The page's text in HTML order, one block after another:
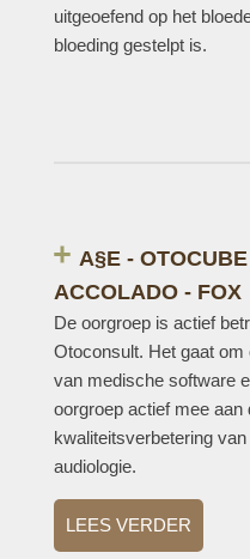
uitgeoefend op het
bloeding gestelpt is.
A§E -
ACCOLADO - FOX
De oorgroep is actief
Otoconsult. Het gaat
van medische software
oorgroep actief mee aan
kwaliteitsverbetering
audiologie.
LEES VERDER